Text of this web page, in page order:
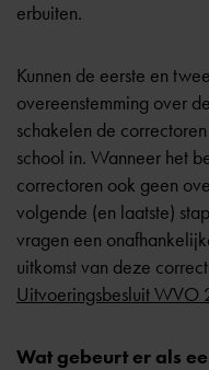
erbuiten.
Kunnen de eerste en
overeenstemming over
schakelen de
school in. Wanneer het
correctoren ook geen
volgende (en laatste)
vragen een
uitkomst van deze
Uitvoeringsbesluit WVO
Wat gebeurt er als